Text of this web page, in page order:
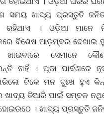
ସମୟ ଖାଦ୍ୟ ପ୍ରସ୍ତୁତି ଜନିତ
ରହିଥାଏ । ଓଡ଼ିଆ ମାନେ
ବିଶେଷ ଆଡ଼ମ୍ବର ଦେଖାଇ
ଖାଇବାରେ ସେମାନେ
ନାହିଁ । ପୂଜା ପାର୍ବଣରେ
ଟିକେ ମନ ଦୁଃଖ ହୁଏ
ଖାଦ୍ୟ ତିଆରି ପାଇଁ ସମ୍ବଳ
। ଖାଦ୍ୟ ପ୍ରସ୍ତୁତି